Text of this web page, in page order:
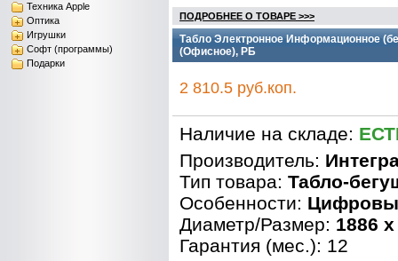
Техника Apple
Оптика
Игрушки
Софт (программы)
Подарки
ПОДРОБНЕЕ О ТОВАРЕ >>>
Табло Электронное Информационное
(Офисное), РБ
2 810.5 руб.коп.
Наличие на складе:
Производитель:
Тип товара: Табло-
Особенности:
Диаметр/Размер: 1886
Гарантия (мес.): 12